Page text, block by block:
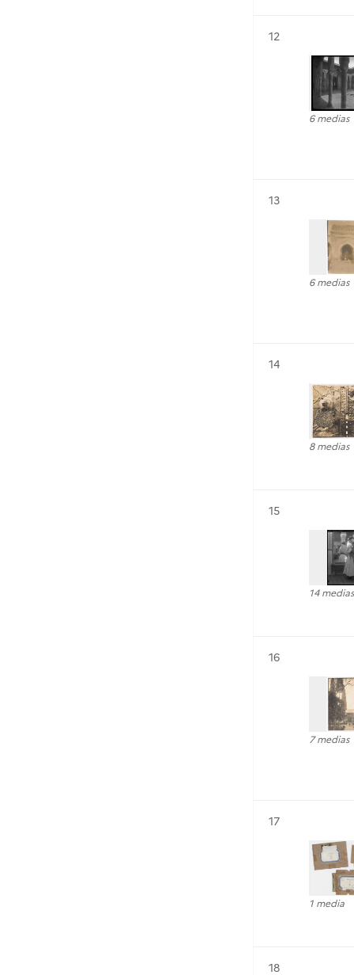
Résultat n°
12
6 medias
Résultat n°
13
6 medias
Résultat n°
14
8 medias
Résultat n°
15
14 medias
Résultat n°
16
7 medias
Résultat n°
17
1 media
Résultat n°
18